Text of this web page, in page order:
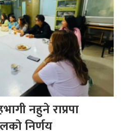
नहुने राप्रपा
निर्णय